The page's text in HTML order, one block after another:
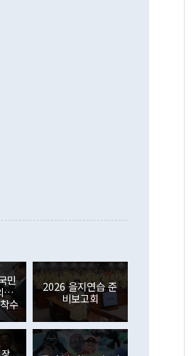
비핵화만 되뇌는 것은
것"이라고 말했다. 하
정에 플러스냐, 결론적
'4자 회담'에 대해 "이상
제포럼(EEF)'을 언급하
한 데 대해서도 조 장관
도가 나가지 않았다"고
정부 내 조율을 거치지
와 국호 사용, 9·19 군
정할 사안이 아니어서 월
의 업무보고를 듣고 난
품수입은 644억8000만
증가했다. IT 품목
(47.5%) ▲화공품
서 4억4000만달러 적자
32억7000만달러 흑자
기저효과로 배당지급이
다. 직접투자에서는 내국
투자가 46억3000만달러
식 매도세가 이어졌다. 외
으로 316억1000만달러
대 순매도 기록을 다시
수(WGBI) 자금 유입에도
9000만달러를 기록했
민
…
수
2026 을지연습 준
비보고회